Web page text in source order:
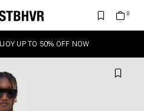
UP TO 50% OFF NOW